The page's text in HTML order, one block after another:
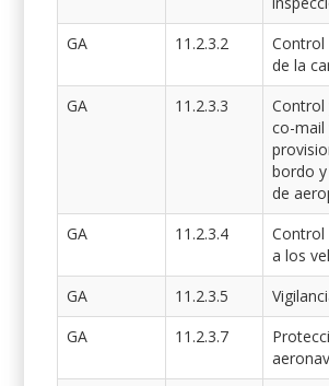
GA
11.2.3.2
Control
de la
GA
11.2.3.3
Control
co-
bordo
de
GA
11.2.3.4
Control
a los
GA
11.2.3.5
GA
11.2.3.7